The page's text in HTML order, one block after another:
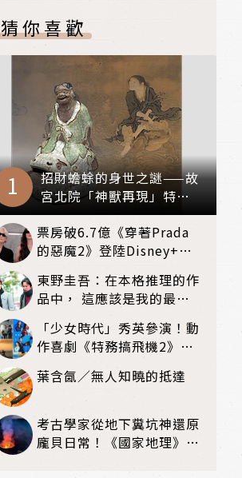
猜你喜歡
招財蟾蜍的身世之謎——故
宮北院「神獸再現」特展
看見不一樣的祥瑞
票房破6.7億《穿著Prada
的惡魔2》登陸Disney+！
則
東野圭吾：在本格推理的作
品中， 這應該是我的最高
身》
「少女時代」秀英參演！動
作喜劇《特務搞飛機2》8
葉含氤／無人知曉的抵達
考古學家從地下糞坑神還原
龐貝日常！《國家地理》雜